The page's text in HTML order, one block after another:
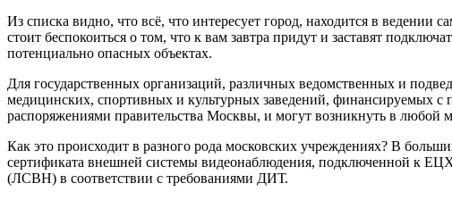
Из списка видно, что всё, что интересует город, находится в ведении
стоит беспокоиться о том, что к вам завтра придут и заставят
потенциально опасных объектах.
Для государственных организаций, различных ведомственных и
медицинских, спортивных и культурных заведений, финансируемых
распоряжениями правительства Москвы, и могут возникнуть в любой
Как это происходит в разного рода московских учреждениях? В
сертификата внешней системы видеонаблюдения, подключенной к
(ЛСВН) в соответствии с требованиями ДИТ.